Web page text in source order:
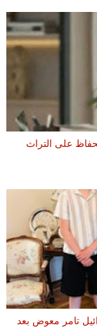
على التراث
تامر معوض بعد